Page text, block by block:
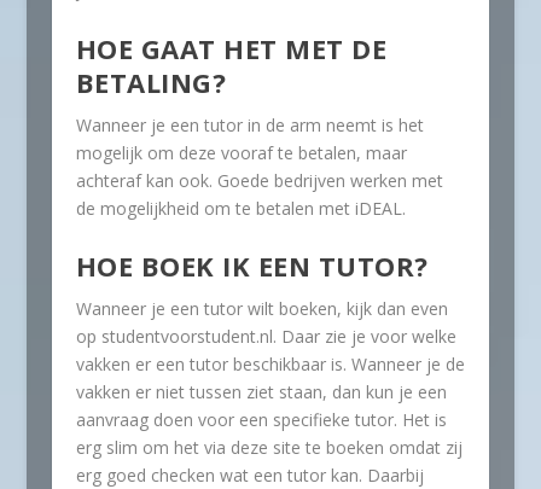
HOE GAAT HET MET DE
BETALING?
Wanneer je een tutor in de arm neemt is het
mogelijk om deze vooraf te betalen, maar
achteraf kan ook. Goede bedrijven werken met
de mogelijkheid om te betalen met iDEAL.
HOE BOEK IK EEN TUTOR?
Wanneer je een tutor wilt boeken, kijk dan even
op studentvoorstudent.nl. Daar zie je voor welke
vakken er een tutor beschikbaar is. Wanneer je de
vakken er niet tussen ziet staan, dan kun je een
aanvraag doen voor een specifieke tutor. Het is
erg slim om het via deze site te boeken omdat zij
erg goed checken wat een tutor kan. Daarbij